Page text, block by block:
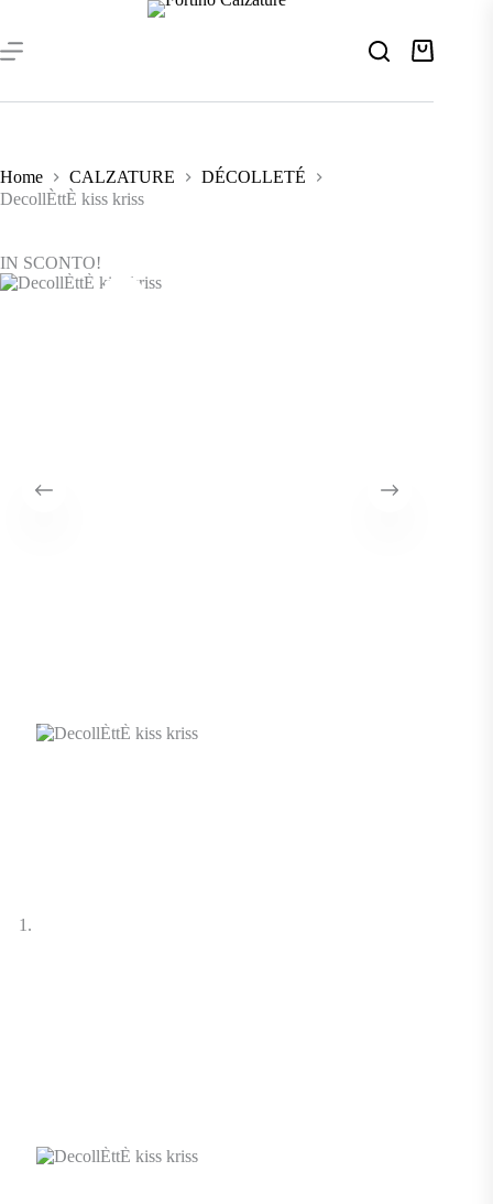
contenuto
Carrello
Home CALZATURE
DÉCOLLETÉ
DecollÈttÈ kiss kriss
IN SCONTO!